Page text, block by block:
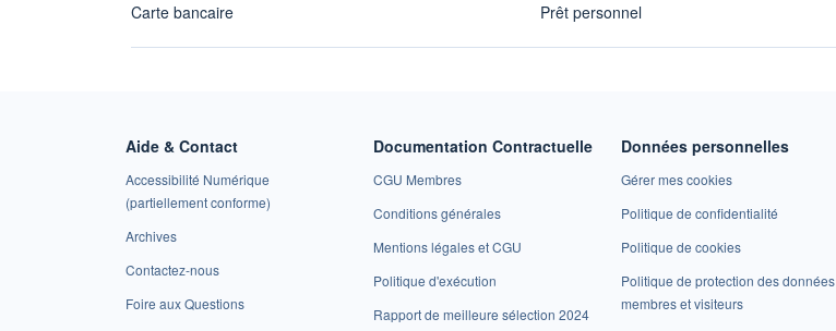
Carte bancaire
Prêt personnel
Aide & Contact
Accessibilité Numérique
(partiellement conforme)
Archives
Contactez-nous
Foire aux Questions
Documentation Contractuelle
CGU Membres
Conditions générales
Mentions légales et CGU
Politique d'exécution
Rapport de meilleure sélection 2024
Données personnelles
Gérer mes cookies
Politique de confidentialité
Politique de cookies
Politique de protection des données
membres et visiteurs